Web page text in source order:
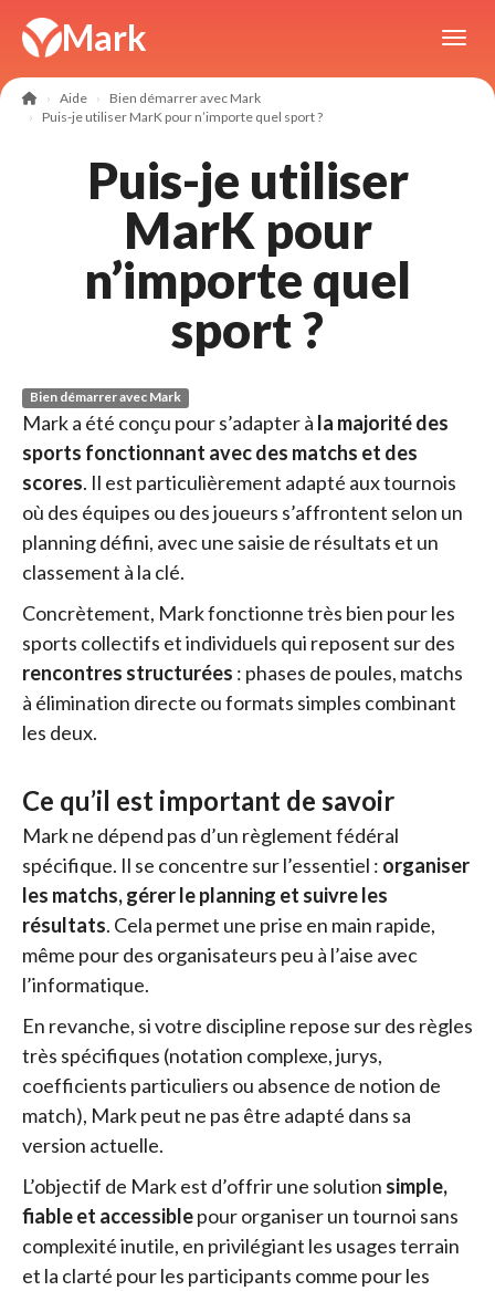
Mark
Aide
Bien démarrer avec Mark
Puis-je utiliser MarK pour n’importe quel sport ?
Puis-je utiliser
MarK pour
n’importe quel
sport ?
Bien démarrer avec Mark
Mark a été conçu pour s’adapter à la majorité des
sports fonctionnant avec des matchs et des
scores. Il est particulièrement adapté aux tournois
où des équipes ou des joueurs s’affrontent selon un
planning défini, avec une saisie de résultats et un
classement à la clé.
Concrètement, Mark fonctionne très bien pour les
sports collectifs et individuels qui reposent sur des
rencontres structurées : phases de poules, matchs
à élimination directe ou formats simples combinant
les deux.
Ce qu’il est important de savoir
Mark ne dépend pas d’un règlement fédéral
spécifique. Il se concentre sur l’essentiel : organiser
les matchs, gérer le planning et suivre les
résultats. Cela permet une prise en main rapide,
même pour des organisateurs peu à l’aise avec
l’informatique.
En revanche, si votre discipline repose sur des règles
très spécifiques (notation complexe, jurys,
coefficients particuliers ou absence de notion de
match), Mark peut ne pas être adapté dans sa
version actuelle.
L’objectif de Mark est d’offrir une solution simple,
fiable et accessiblepour organiser un tournoi sans
complexité inutile, en privilégiant les usages terrain
et la clarté pour les participants comme pour les